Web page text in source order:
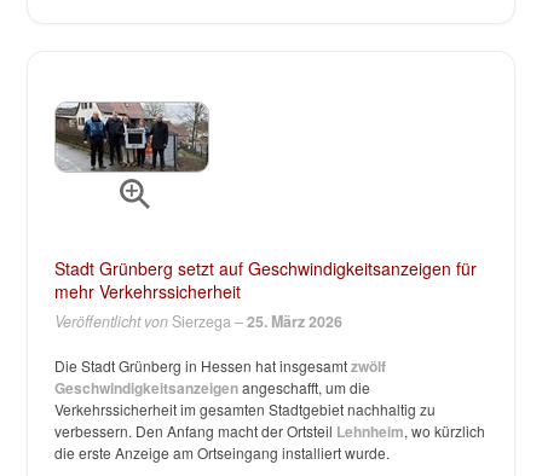
Stadt Grünberg setzt auf Geschwindigkeitsanzeigen für
mehr Verkehrssicherheit
Veröffentlicht vonSierzega –25. März 2026
Die Stadt Grünberg in Hessen hat insgesamtzwölf
Geschwindigkeitsanzeigenangeschafft, um die
Verkehrssicherheit im gesamten Stadtgebiet nachhaltig zu
verbessern. Den Anfang macht der Ortsteil Lehnheim, wo kürzlich
die erste Anzeige am Ortseingang installiert wurde.